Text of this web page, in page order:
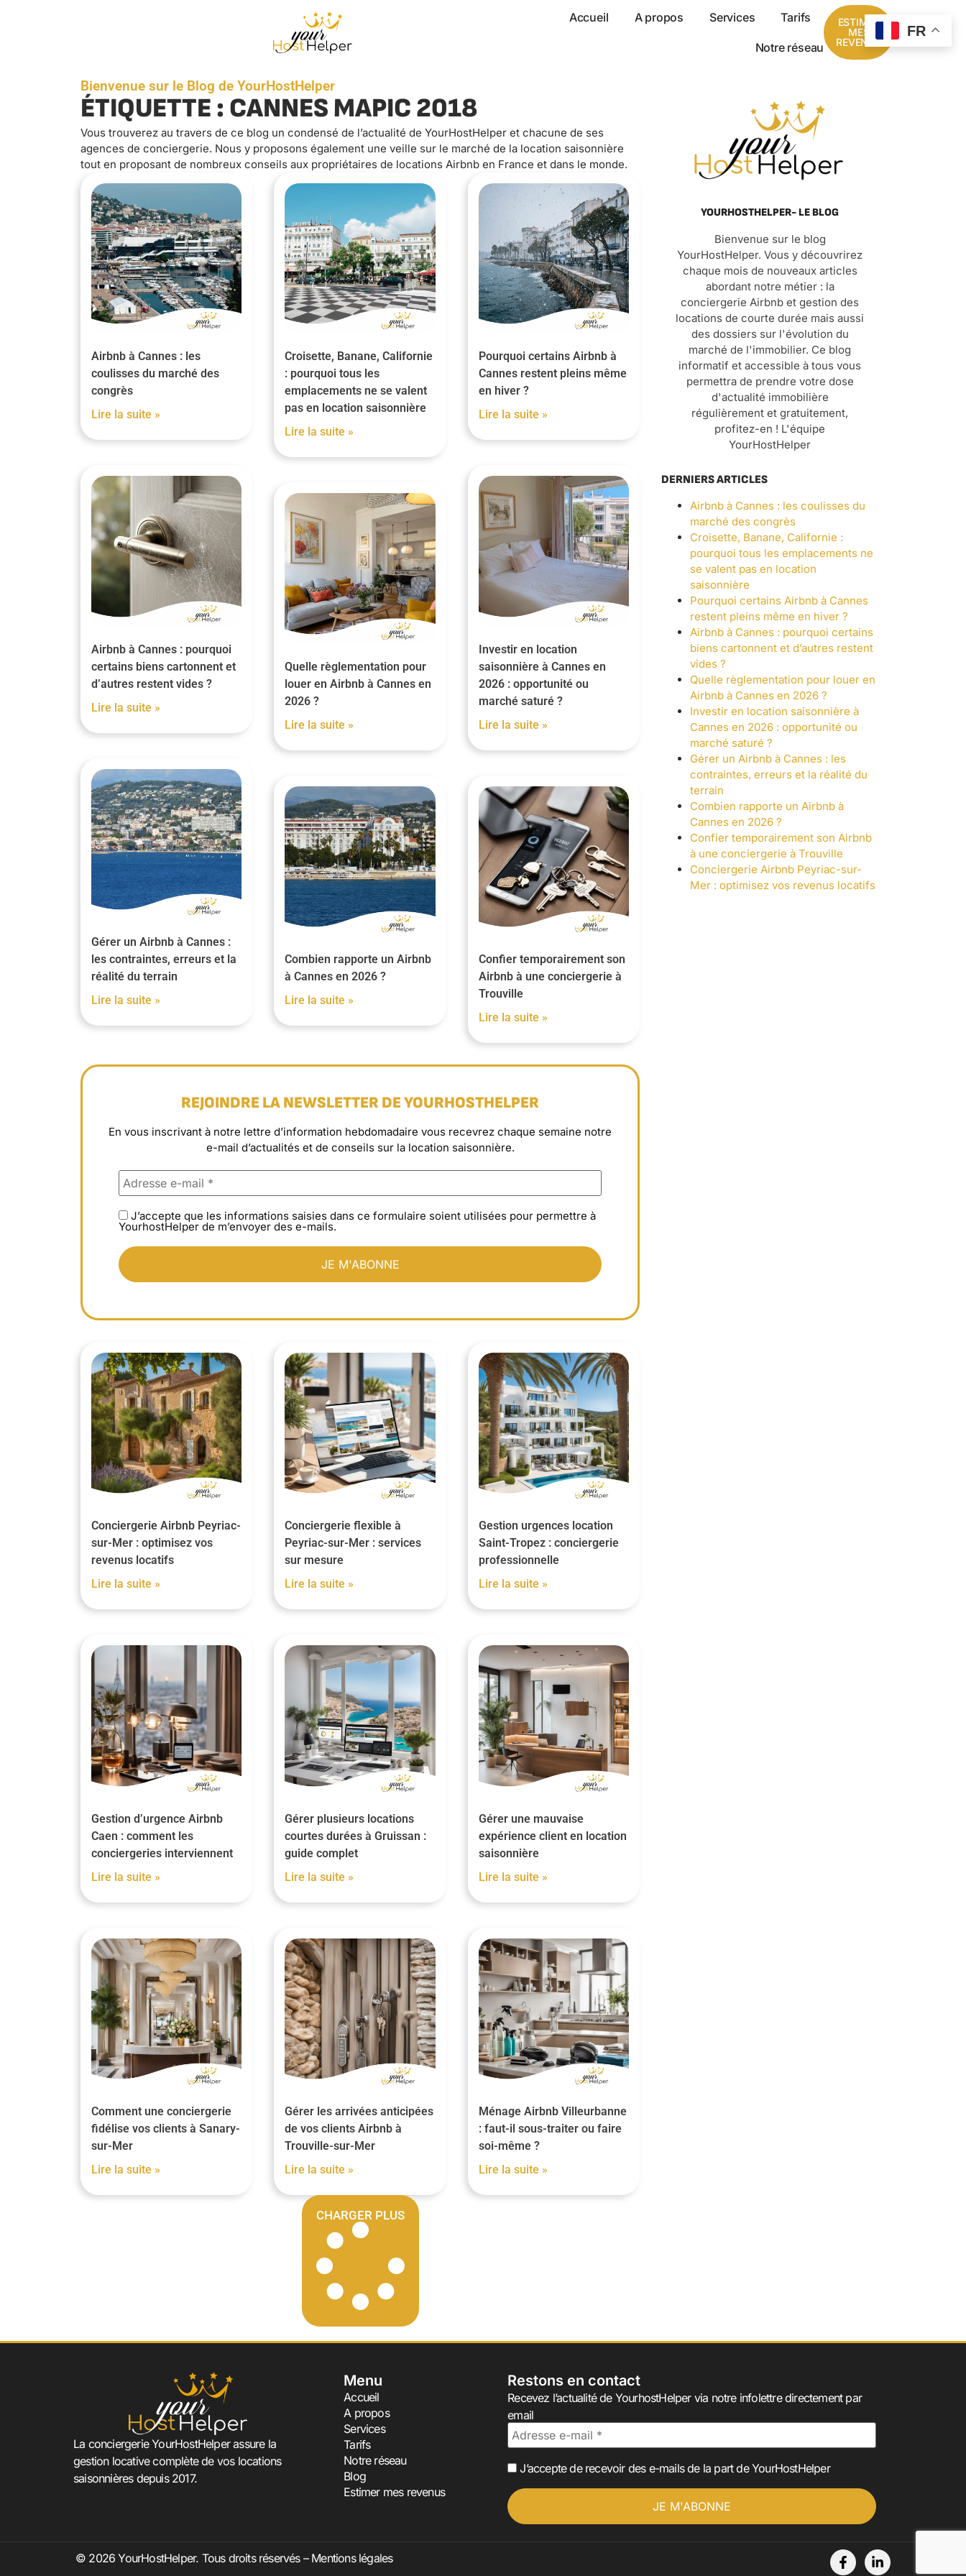
Accueil A propos Services Tarifs
Notre réseau
ESTIMER
MES
REVENUS
Bienvenue sur le Blog de YourHostHelper
ÉTIQUETTE : CANNES MAPIC 2018
Vous trouverez au travers de ce blog un condensé de l’actualité de YourHostHelper et chacune de ses
agences de conciergerie. Nous y proposons également une veille sur le marché de la location saisonnière
tout en proposant de nombreux conseils aux propriétaires de locations Airbnb en France et dans le monde.
Airbnb à Cannes : les
coulisses du marché des
congrès
Lire la suite »
Croisette, Banane, Californie
: pourquoi tous les
emplacements ne se valent
pas en location saisonnière
Lire la suite »
Pourquoi certains Airbnb à
Cannes restent pleins même
en hiver ?
Lire la suite »
Airbnb à Cannes : pourquoi
certains biens cartonnent et
d’autres restent vides ?
Lire la suite »
Quelle règlementation pour
louer en Airbnb à Cannes en
2026 ?
Lire la suite »
Investir en location
saisonnière à Cannes en
2026 : opportunité ou
marché saturé ?
Lire la suite »
Gérer un Airbnb à Cannes :
les contraintes, erreurs et la
réalité du terrain
Lire la suite »
Combien rapporte un Airbnb
à Cannes en 2026 ?
Lire la suite »
Confier temporairement son
Airbnb à une conciergerie à
Trouville
Lire la suite »
REJOINDRE LA NEWSLETTER DE YOURHOSTHELPER
En vous inscrivant à notre lettre d’information hebdomadaire vous recevrez chaque semaine notre
e-mail d’actualités et de conseils sur la location saisonnière.
J’accepte que les informations saisies dans ce formulaire soient utilisées pour permettre à
YourhostHelper de m’envoyer des e-mails.
Conciergerie Airbnb Peyriac-
sur-Mer : optimisez vos
revenus locatifs
Lire la suite »
Conciergerie flexible à
Peyriac-sur-Mer : services
sur mesure
Lire la suite »
Gestion urgences location
Saint-Tropez : conciergerie
professionnelle
Lire la suite »
Gestion d’urgence Airbnb
Caen : comment les
conciergeries interviennent
Lire la suite »
Gérer plusieurs locations
courtes durées à Gruissan :
guide complet
Lire la suite »
Gérer une mauvaise
expérience client en location
saisonnière
Lire la suite »
Comment une conciergerie
fidélise vos clients à Sanary-
sur-Mer
Lire la suite »
Gérer les arrivées anticipées
de vos clients Airbnb à
Trouville-sur-Mer
Lire la suite »
Ménage Airbnb Villeurbanne
: faut-il sous-traiter ou faire
soi-même ?
Lire la suite »
CHARGER PLUS
YOURHOSTHELPER- LE BLOG
Bienvenue sur le blog
YourHostHelper. Vous y découvrirez
chaque mois de nouveaux articles
abordant notre métier : la
conciergerie Airbnb et gestion des
locations de courte durée mais aussi
des dossiers sur l'évolution du
marché de l'immobilier. Ce blog
informatif et accessible à tous vous
permettra de prendre votre dose
d'actualité immobilière
régulièrement et gratuitement,
profitez-en ! L'équipe
YourHostHelper
DERNIERS ARTICLES
Airbnb à Cannes : les coulisses du
marché des congrès
Croisette, Banane, Californie :
pourquoi tous les emplacements ne
se valent pas en location
saisonnière
Pourquoi certains Airbnb à Cannes
restent pleins même en hiver ?
Airbnb à Cannes : pourquoi certains
biens cartonnent et d’autres restent
vides ?
Quelle règlementation pour louer en
Airbnb à Cannes en 2026 ?
Investir en location saisonnière à
Cannes en 2026 : opportunité ou
marché saturé ?
Gérer un Airbnb à Cannes : les
contraintes, erreurs et la réalité du
terrain
Combien rapporte un Airbnb à
Cannes en 2026 ?
Confier temporairement son Airbnb
à une conciergerie à Trouville
Conciergerie Airbnb Peyriac-sur-
Mer : optimisez vos revenus locatifs
La conciergerie YourHostHelper assure la
gestion locative complète de vos locations
saisonnières depuis 2017.
Menu
Accueil
A propos
Services
Tarifs
Notre réseau
Blog
Estimer mes revenus
Restons en contact
Recevez l’actualité de YourhostHelper via notre infolettre directement par
email
J’accepte de recevoir des e-mails de la part de YourHostHelper
© 2026 YourHostHelper. Tous droits réservés – Mentions légales
FR